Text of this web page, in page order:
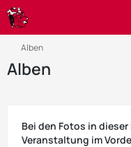
Alben
Alben
Bei den Fotos in
Veranstaltung im